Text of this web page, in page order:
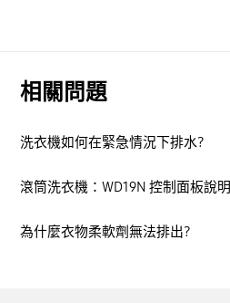
相關問題
洗衣機如何在緊急情況下排水?
滾筒洗衣機：WD19N 控制面板說明
為什麼衣物柔軟劑無法排出?